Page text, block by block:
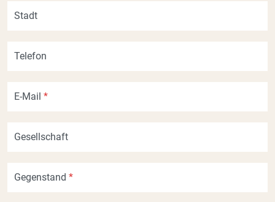
Stadt
Telefon
E-Mail *
Gesellschaft
Gegenstand *